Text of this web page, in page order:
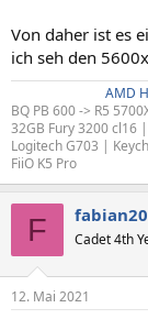
Von daher ist es
ich seh den
AMD
BQ PB 600 -> R5
32GB Fury 3200 cl16
Logitech G703 |
FiiO K5 Pro
F Cadet 4th
12. Mai 2021